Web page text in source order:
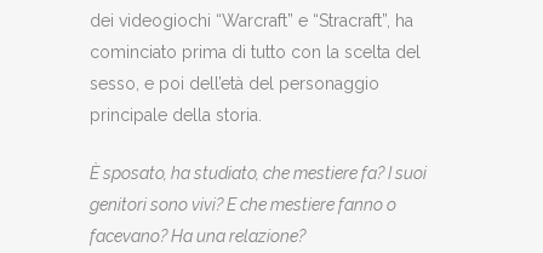
dei videogiochi “Warcraft” e “Stracraft”, ha
cominciato prima di tutto con la scelta del
sesso, e poi dell’età del personaggio
principale della storia.
È sposato, ha studiato, che mestiere fa? I suoi
genitori sono vivi? E che mestiere fanno o
facevano? Ha una relazione?